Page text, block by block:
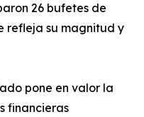
26 bufetes de
refleja su magnitud y
pone en valor la
financieras